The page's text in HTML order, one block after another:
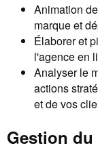
Animation
marque et
Élaborer et
l'agence en
Analyser le
actions
et de vos
Gestion